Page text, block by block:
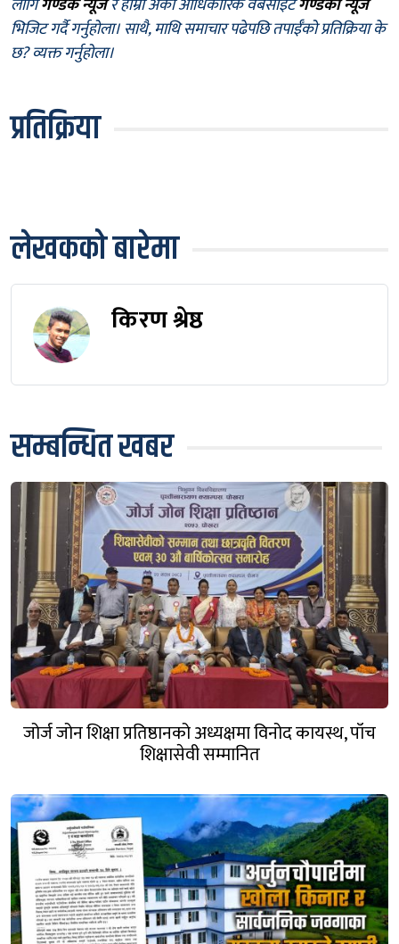
लागिगण्डक न्यूजर हाम्रो अर्को आधिकारिक वेबसाइटगण्डकी न्यूज
भिजिट गर्दै गर्नुहोला। साथै, माथि समाचार पढेपछि तपाईँको प्रतिक्रिया के
छ? व्यक्त गर्नुहोला।
प्रतिक्रिया
लेखकको बारेमा
किरण श्रेष्ठ
सम्बन्धित खबर
जोर्ज जोन शिक्षा प्रतिष्ठानको अध्यक्षमा विनोद कायस्थ, पाँच
शिक्षासेवी सम्मानित